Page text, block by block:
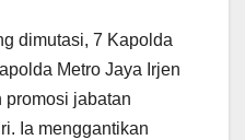
dimutasi, 7 Kapolda
Metro Jaya Irjen
promosi jabatan
Ia menggantikan